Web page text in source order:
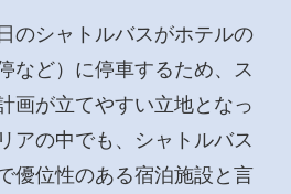
のシャトルバスがホテルの
など）に停車するため、ス
画が立てやすい立地となっ
アの中でも、シャトルバス
優位性のある宿泊施設と言